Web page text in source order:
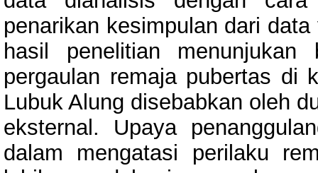
penarikan kesimpulan dari
hasil penelitian menunjukan
pergaulan remaja pubertas di
Lubuk Alung disebabkan oleh
eksternal. Upaya
dalam mengatasi perilaku